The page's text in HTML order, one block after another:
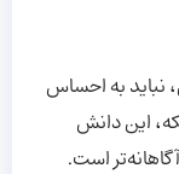
نباید به احساس
این دانش
است.